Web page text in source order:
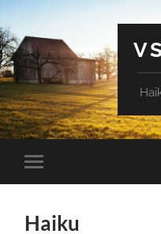
Mobile-
Menü
Haiku